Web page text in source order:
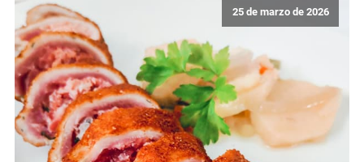
25 de marzo de 2026